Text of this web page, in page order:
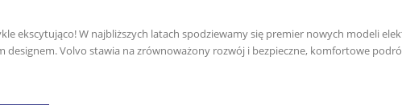
ekscytująco! W najbliższych latach spodziewamy się premier nowych modeli
designem. Volvo stawia na zrównoważony rozwój i bezpieczne, komfortowe